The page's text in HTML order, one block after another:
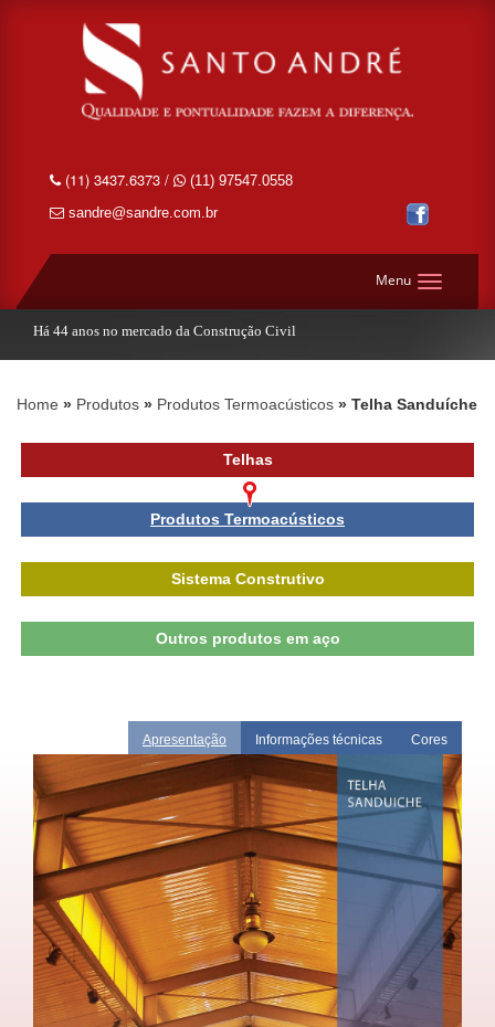
(11) 3437.6373 /
(11) 97547.0558
sandre@sandre.com.br
Menu
Há 44 anos no mercado da Construção Civil
Home Produtos Produtos Termoacústicos Telha Sanduíche
Telhas
Produtos Termoacústicos
Sistema Construtivo
Outros produtos em aço
Apresentação Informações técnicas Cores